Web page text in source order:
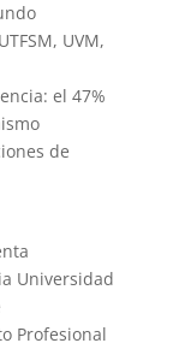
UVM,
el 47%
de
Universidad
Profesional